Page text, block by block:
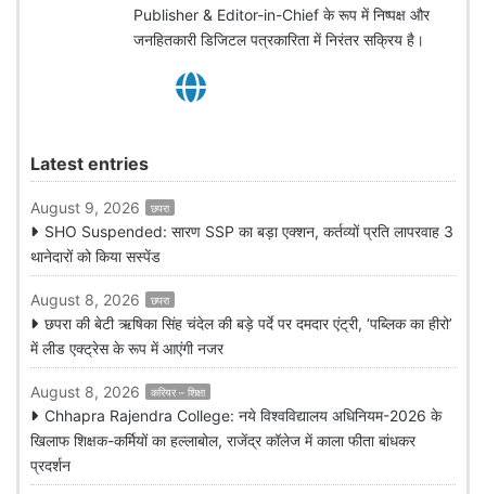
Publisher & Editor-in-Chief के रूप में निष्पक्ष और
जनहितकारी डिजिटल पत्रकारिता में निरंतर सक्रिय है।
Latest entries
August 9, 2026 छपरा
SHO Suspended: सारण SSP का बड़ा एक्शन, कर्तव्यों प्रति लापरवाह 3
थानेदारों को किया सस्पेंड
August 8, 2026 छपरा
छपरा की बेटी ऋषिका सिंह चंदेल की बड़े पर्दे पर दमदार एंट्री, ‘पब्लिक का हीरो’
में लीड एक्ट्रेस के रूप में आएंगी नजर
August 8, 2026 करियर – शिक्षा
Chhapra Rajendra College: नये विश्वविद्यालय अधिनियम-2026 के
खिलाफ शिक्षक-कर्मियों का हल्लाबोल, राजेंद्र कॉलेज में काला फीता बांधकर
प्रदर्शन